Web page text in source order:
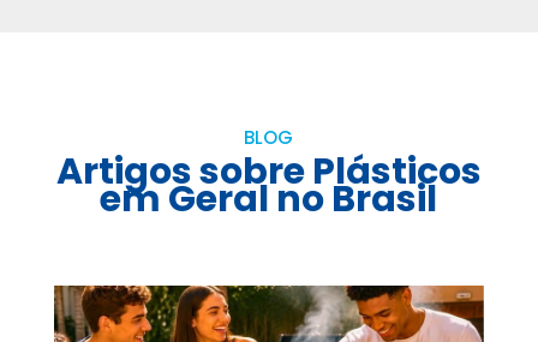
BLOG
Artigos sobre Plásticos
em Geral no Brasil